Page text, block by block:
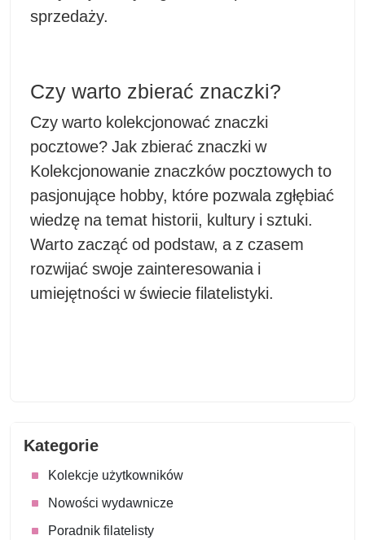
sprzedaży.
Czy warto zbierać znaczki?
Czy warto kolekcjonować znaczki
pocztowe? Jak zbierać znaczki w
Kolekcjonowanie znaczków pocztowych to
pasjonujące hobby, które pozwala zgłębiać
wiedzę na temat historii, kultury i sztuki.
Warto zacząć od podstaw, a z czasem
rozwijać swoje zainteresowania i
umiejętności w świecie filatelistyki.
Kategorie
Kolekcje użytkowników
Nowości wydawnicze
Poradnik filatelisty